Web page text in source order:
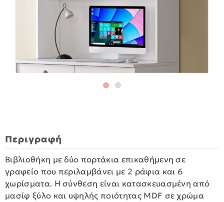
Περιγραφή
Βιβλιοθήκη με δύο πορτάκια επικαθήμενη σε
γραφείο που περιλαμβάνει με 2 ράφια και 6
χωρίσματα. Η σύνθεση είναι κατασκευασμένη από
μασίφ ξύλο και υψηλής ποιότητας MDF σε χρώμα